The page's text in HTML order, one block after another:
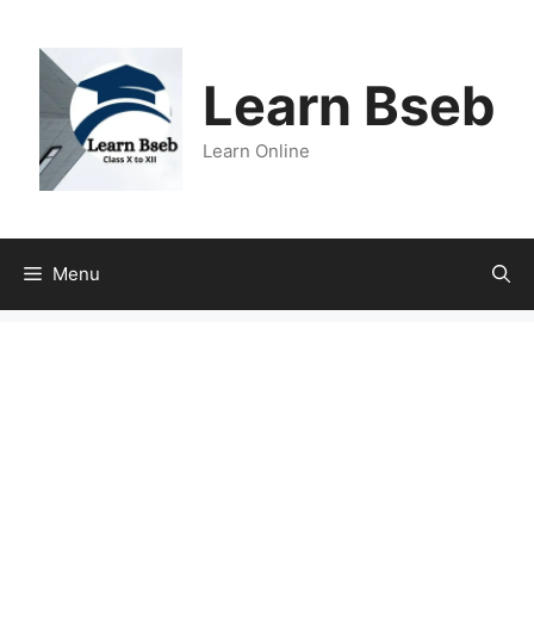
Learn Bseb
Learn Online
Menu